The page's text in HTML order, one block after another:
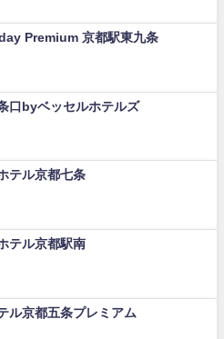
Premium 京都駅東九条
口byベッセルホテルズ
テル京都七条
テル京都駅南
ル京都五条プレミアム